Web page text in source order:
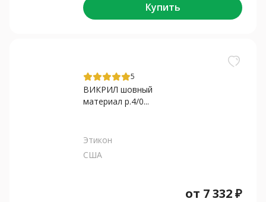
Купить
5
ВИКРИЛ шовный
материал р.4/0...
Этикон
США
от 7 332₽